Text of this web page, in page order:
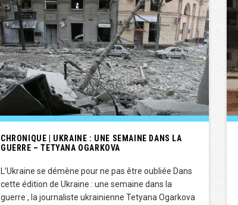
CHRONIQUE | UKRAINE : UNE SEMAINE DANS LA
GUERRE – TETYANA OGARKOVA
L’Ukraine se démène pour ne pas être oubliée Dans
cette édition de Ukraine : une semaine dans la
guerre , la journaliste ukrainienne Tetyana Ogarkova